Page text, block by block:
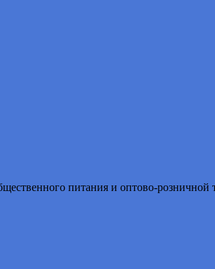
питания и оптово-розничной